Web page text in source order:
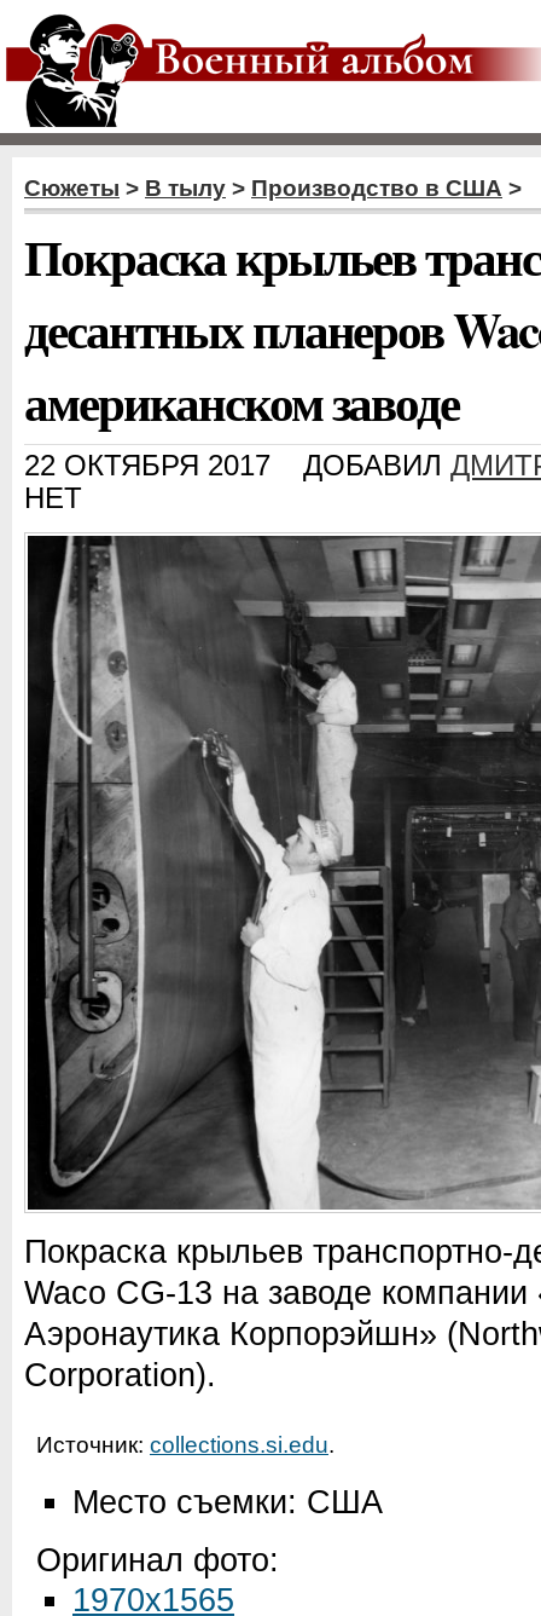
Сюжеты > В тылу > Производство в США >
Покраска крыльев
десантных планеров
американском заводе
22 ОКТЯБРЯ 2017 ДОБАВИЛ
НЕТ
Покраска крыльев транспортно-
Waco CG-13 на заводе компании
Аэронаутика Корпорэйшн»
Corporation).
Источник: collections.si.edu.
Место съемки: США
Оригинал фото:
1970x1565